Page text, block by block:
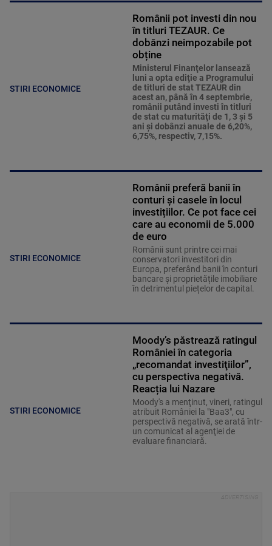
STIRI ECONOMICE
Românii pot investi din nou
în titluri TEZAUR. Ce
dobânzi neimpozabile pot
obține
Ministerul Finanţelor lansează
luni a opta ediţie a Programului
de titluri de stat TEZAUR din
acest an, până în 4 septembrie,
românii putând investi în titluri
de stat cu maturităţi de 1, 3 şi 5
ani şi dobânzi anuale de 6,20%,
6,75%, respectiv, 7,15%.
STIRI ECONOMICE
Românii preferă banii în
conturi și casele în locul
investițiilor. Ce pot face cei
care au economii de 5.000
de euro
Românii sunt printre cei mai
conservatori investitori din
Europa, preferând banii în conturi
bancare și proprietățile imobiliare
în detrimentul piețelor de capital.
STIRI ECONOMICE
Moody’s păstrează ratingul
României în categoria
„recomandat investiţiilor”,
cu perspectiva negativă.
Reacția lui Nazare
Moody's a menţinut, vineri, ratingul
atribuit României la "Baa3", cu
perspectivă negativă, se arată într-
un comunicat al agenţiei de
evaluare financiară.